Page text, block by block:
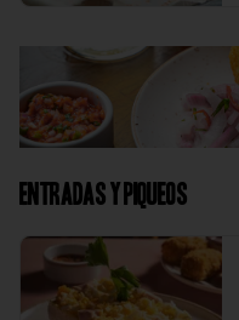
Entradas y Piqueos